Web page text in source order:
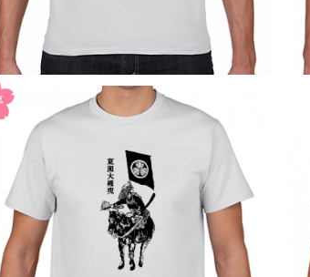
徳川家康 戦国 江戸 征夷大将軍 戦国武将 歴
史人物Tシャツ045
¥2,980
SOLD OUT